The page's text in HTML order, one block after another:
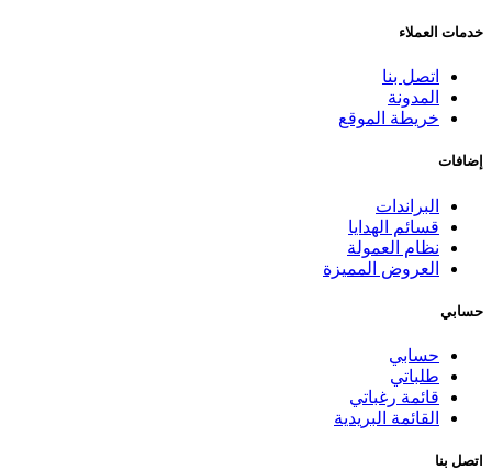
خدمات العملاء
اتصل بنا
المدونة
خريطة الموقع
إضافات
البراندات
قسائم الهدايا
نظام العمولة
العروض المميزة
حسابي
حسابي
طلباتي
قائمة رغباتي
القائمة البريدية
اتصل بنا